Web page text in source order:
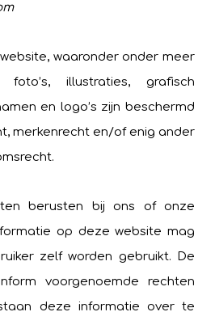
waaronder onder meer
foto’s, illustraties, grafisch
en logo’s zijn beschermd
merkenrecht en/of enig ander
berusten bij ons of onze
op deze website mag
zelf worden gebruikt. De
voorgenoemde rechten
deze informatie over te